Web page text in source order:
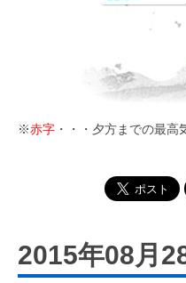
※赤字 ・・・夕方までの最高
2015年08月